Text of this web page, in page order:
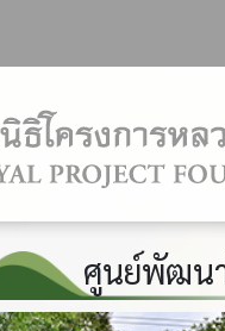
ศูนย์พัฒนา